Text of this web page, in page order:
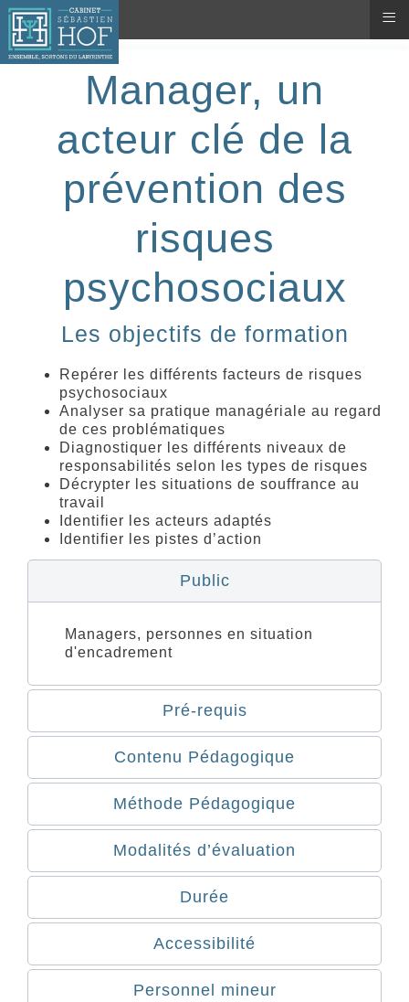
Manager, un
acteur clé de la
prévention des
risques
psychosociaux
Les objectifs de formation
Repérer les différents facteurs de risques
psychosociaux
Analyser sa pratique managériale au regard
de ces problématiques
Diagnostiquer les différents niveaux de
responsabilités selon les types de risques
Décrypter les situations de souffrance au
travail
Identifier les acteurs adaptés
Identifier les pistes d’action
Public
Managers, personnes en situation
d'encadrement
Pré-requis
Contenu Pédagogique
Méthode Pédagogique
Modalités d’évaluation
Durée
Accessibilité
Personnel mineur
≡